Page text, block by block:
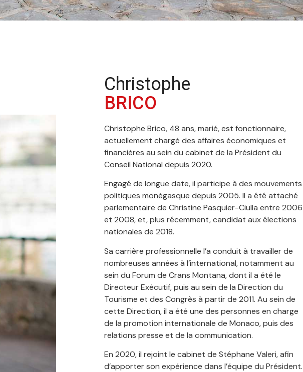
Christophe
BRICO
Christophe Brico, 48 ans, marié, est fonctionnaire,
actuellement chargé des affaires économiques et
financières au sein du cabinet de la Président du
Conseil National depuis 2020.
Engagé de longue date, il participe à des mouvements
politiques monégasque depuis 2005. Il a été attaché
parlementaire de Christine Pasquier-Ciulla entre 2006
et 2008, et, plus récemment, candidat aux élections
nationales de 2018.
Sa carrière professionnelle l’a conduit à travailler de
nombreuses années à l’international, notamment au
sein du Forum de Crans Montana, dont il a été le
Directeur Exécutif, puis au sein de la Direction du
Tourisme et des Congrès à partir de 2011. Au sein de
cette Direction, il a été une des personnes en charge
de la promotion internationale de Monaco, puis des
relations presse et de la communication.
En 2020, il rejoint le cabinet de Stéphane Valeri, afin
d’apporter son expérience dans l’équipe du Président.